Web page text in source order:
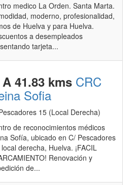
medico La Orden. Santa Marta.
moderno, profesionalidad,
de Huelva y para Huelva.
a desempleados
tarjeta...
A 41.83 kms CRC
Sofia
15 (Local Derecha)
de reconocimientos médicos
Sofía, ubicado en C/ Pescadores
derecha, Huelva. ¡FACIL
Renovación y
de...